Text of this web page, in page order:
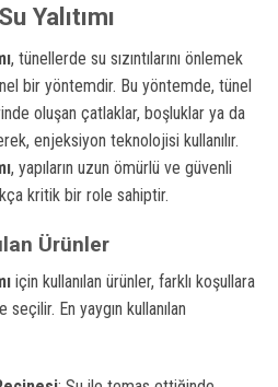
Yalıtımı
, tünellerde su sızıntılarını önlemek
bir yöntemdir. Bu yöntemde, tünel
oluşan çatlaklar, boşluklar ya da
enjeksiyon teknolojisi kullanılır.
, yapıların uzun ömürlü ve güvenli
kritik bir role sahiptir.
Ürünler
için kullanılan ürünler, farklı koşullara
En yaygın kullanılan